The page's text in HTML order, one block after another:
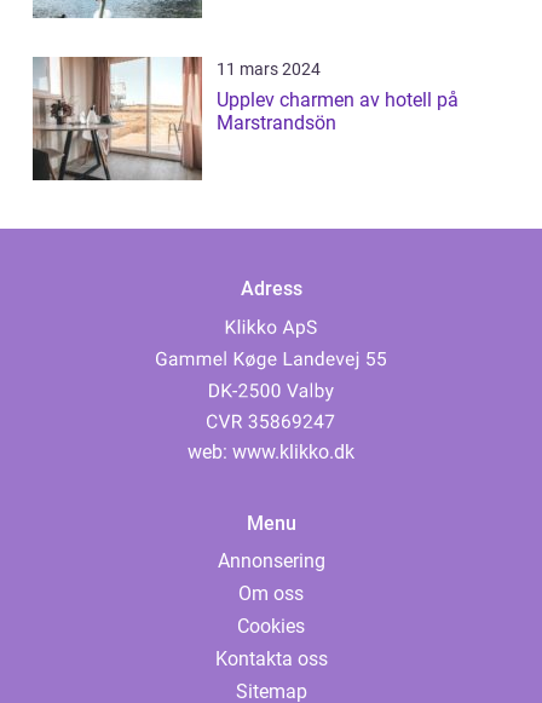
11 mars 2024
Upplev charmen av hotell på
Marstrandsön
Adress
web: www.klikko.dk
Menu
Annonsering
Om oss
Cookies
Kontakta oss
Sitemap